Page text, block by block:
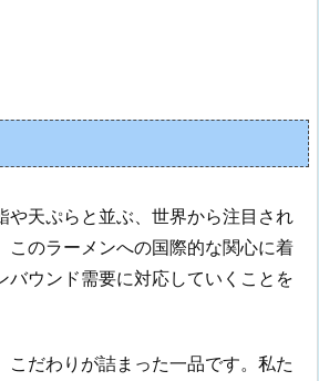
や天ぷらと並ぶ、世界から注目され
このラーメンへの国際的な関心に着
バウンド需要に対応していくことを
こだわりが詰まった一品です。私た